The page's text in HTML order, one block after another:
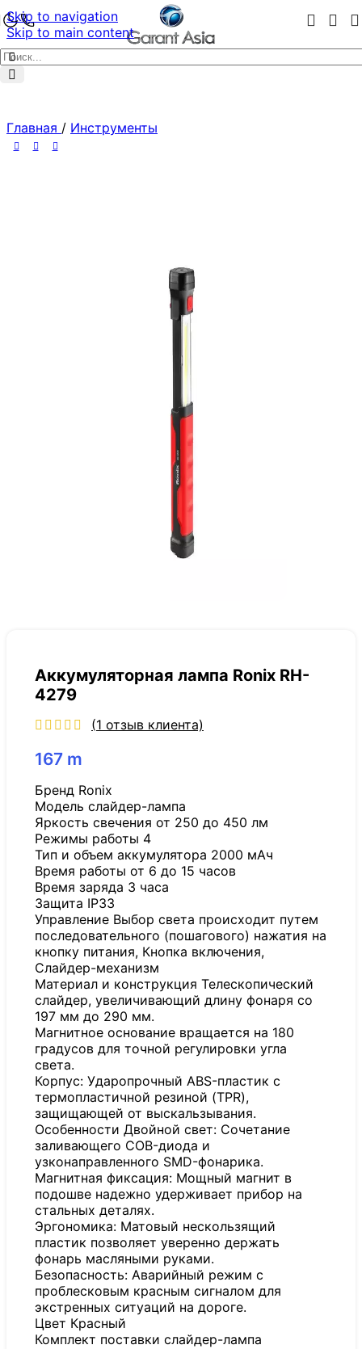
Skip to navigation
Skip to main content
Главная / Инструменты
Аккумуляторная лампа Ronix RH-
4279
(1 отзыв клиента)
167 m
Бренд Ronix
Модель слайдер-лампа
Яркость свечения от 250 до 450 лм
Режимы работы 4
Тип и объем аккумулятора 2000 мАч
Время работы от 6 до 15 часов
Время заряда 3 часа
Защита IP33
Управление Выбор света происходит путем
последовательного (пошагового) нажатия на
кнопку питания, Кнопка включения,
Слайдер-механизм
Материал и конструкция Телескопический
слайдер, увеличивающий длину фонаря со
197 мм до 290 мм.
Магнитное основание вращается на 180
градусов для точной регулировки угла
света.
Корпус: Ударопрочный ABS-пластик с
термопластичной резиной (TPR),
защищающей от выскальзывания.
Особенности Двойной свет: Сочетание
заливающего COB-диода и
узконаправленного SMD-фонарика.
Магнитная фиксация: Мощный магнит в
подошве надежно удерживает прибор на
стальных деталях.
Эргономика: Матовый нескользящий
пластик позволяет уверенно держать
фонарь масляными руками.
Безопасность: Аварийный режим с
проблесковым красным сигналом для
экстренных ситуаций на дороге.
Цвет Красный
Комплект поставки слайдер-лампа